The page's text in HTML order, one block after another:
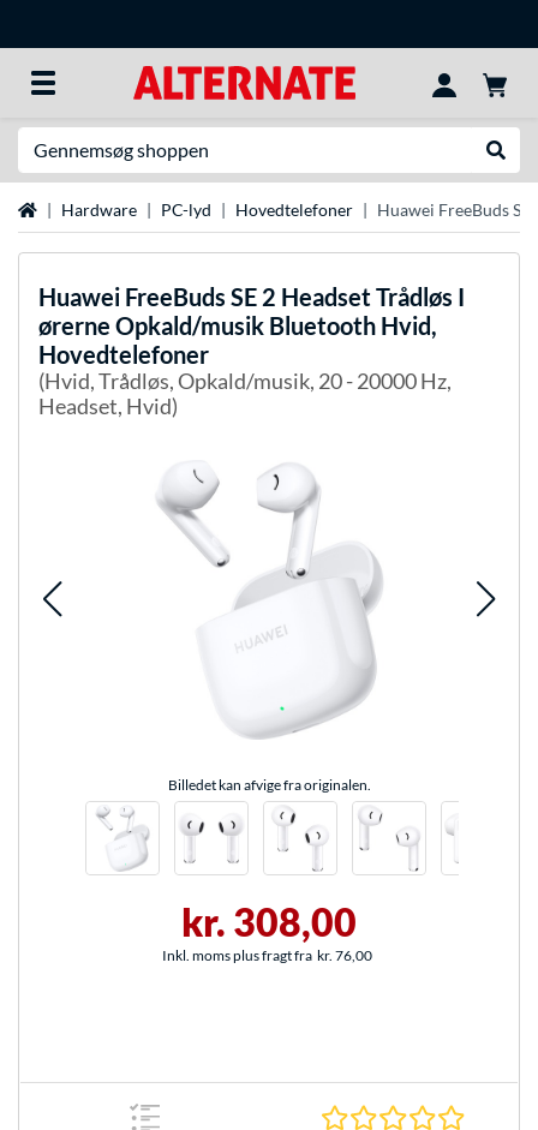
StartsideHardware PC-lyd Hovedtelefoner Huawei FreeBuds
Huawei FreeBuds SE 2 Headset Trådløs I
ørerne Opkald/musik Bluetooth Hvid,
Hovedtelefoner
(Hvid, Trådløs, Opkald/musik, 20 - 20000 Hz,
Headset, Hvid)
Billedet kan afvige fra originalen.
kr. 308,00
Inkl. moms plus fragt fra kr. 76,00